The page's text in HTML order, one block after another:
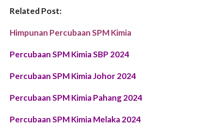
Related Post:
Himpunan Percubaan SPM Kimia
Percubaan SPM Kimia SBP 2024
Percubaan SPMKimiaJohor 2024
Percubaan SPM Kimia Pahang 2024
Percubaan SPM Kimia Melaka 2024